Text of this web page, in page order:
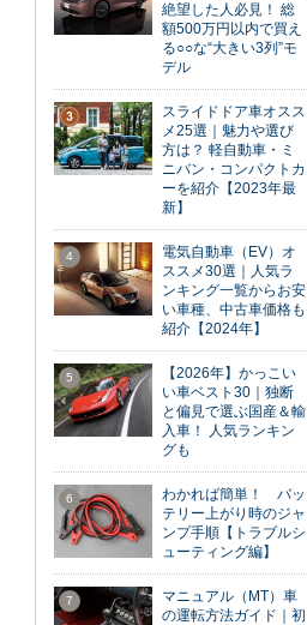
絶望した人必見！ 総
額500万円以内で買え
る○○な“大きい3列”モ
デル
3
スライドドア車オスス
メ25選｜魅力や選び
方は？ 軽自動車・ミ
ニバン・コンパクトカ
ーを紹介【2023年最
新】
4
電気自動車（EV）オ
ススメ30選｜人気ラ
ンキング一覧からお安
い車種、中古車価格も
紹介【2024年】
5
【2026年】かっこい
い車ベスト30｜独断
と偏見で選ぶ国産＆輸
入車！ 人気ランキン
グも
6
わかれば簡単！ バッ
テリー上がり時のジャ
ンプ手順【トラブルシ
ューティング編】
7
マニュアル（MT）車
の運転方法ガイド｜初